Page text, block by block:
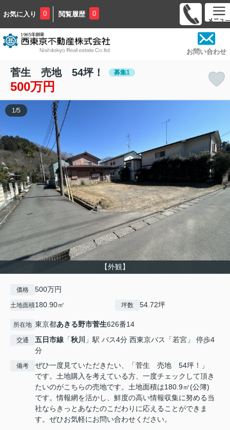
お気に入り 0 閲覧履歴 0
お問い合わせ
菅生 売地 54坪！ 募集1
500万円
【外観】
1 /5
価格 500万円
土地面積180.90㎡ 坪数 54.72坪
所在地 東京都あきる野市菅生626番14
交通 五日市線 「秋川
」駅 バス4分 西東京バス「若宮」 停歩4
分
備考
ぜひ一度見ていただきたい、「菅生 売地 54坪！」
です。土地購入を考えている方、一度チェックして頂き
たいのがこちらの売地です。土地面積は180.9㎡(公簿)
です。情報網を活かし、鮮度の高い情報収集に努める当
社ならきっとあなたのこだわりに応えることができま
す。ぜひお気軽にお問い合わせください。